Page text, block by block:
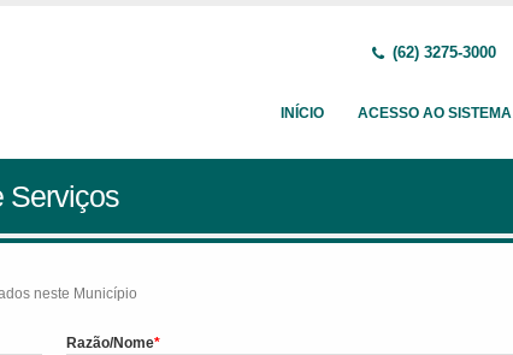
(62) 3275-3000
INÍCIO ACESSO AO SISTEMA
Serviços
neste Município
Razão/Nome